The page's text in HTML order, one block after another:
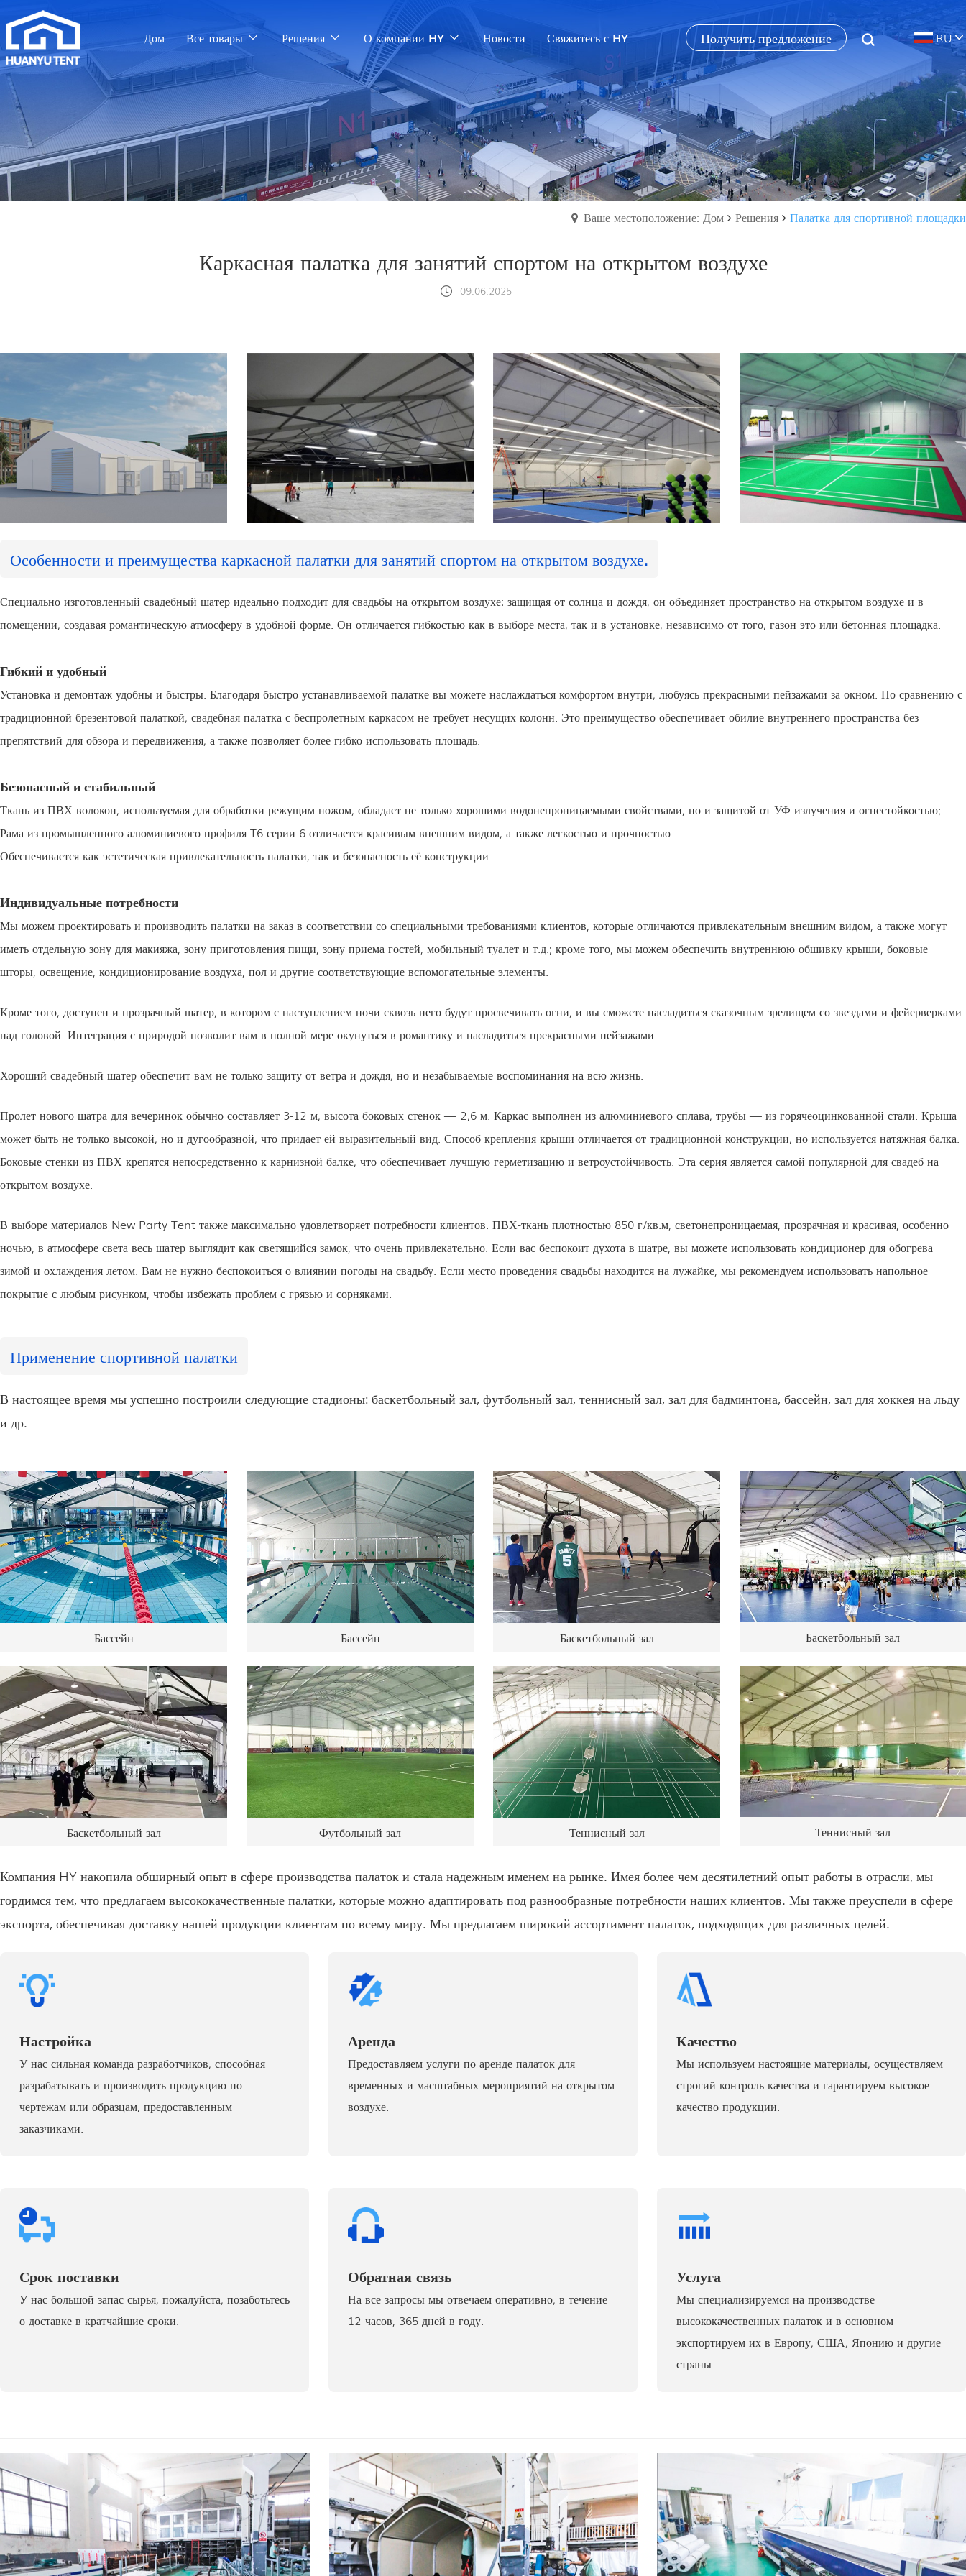
Дом Все товары Решения О компании HY Новости Свяжитесь с HY Получить предложение RU
Ваше местоположение: Дом Решения Палатка для спортивной площадки
Каркасная палатка для занятий спортом на открытом воздухе
09.06.2025
Особенности и преимущества каркасной палатки для занятий спортом на открытом воздухе.
Специально изготовленный свадебный шатер идеально подходит для свадьбы на открытом воздухе: защищая от солнца и дождя, он объединяет пространство на открытом воздухе и в
помещении, создавая романтическую атмосферу в удобной форме. Он отличается гибкостью как в выборе места, так и в установке, независимо от того, газон это или бетонная площадка.
Гибкий и удобный
Установка и демонтаж удобны и быстры. Благодаря быстро устанавливаемой палатке вы можете наслаждаться комфортом внутри, любуясь прекрасными пейзажами за окном. По сравнению с
традиционной брезентовой палаткой, свадебная палатка с беспролетным каркасом не требует несущих колонн. Это преимущество обеспечивает обилие внутреннего пространства без
препятствий для обзора и передвижения, а также позволяет более гибко использовать площадь.
Безопасный и стабильный
Ткань из ПВХ-волокон, используемая для обработки режущим ножом, обладает не только хорошими водонепроницаемыми свойствами, но и защитой от УФ-излучения и огнестойкостью;
Рама из промышленного алюминиевого профиля T6 серии 6 отличается красивым внешним видом, а также легкостью и прочностью.
Обеспечивается как эстетическая привлекательность палатки, так и безопасность её конструкции.
Индивидуальные потребности
Мы можем проектировать и производить палатки на заказ в соответствии со специальными требованиями клиентов, которые отличаются привлекательным внешним видом, а также могут
иметь отдельную зону для макияжа, зону приготовления пищи, зону приема гостей, мобильный туалет и т.д.; кроме того, мы можем обеспечить внутреннюю обшивку крыши, боковые
шторы, освещение, кондиционирование воздуха, пол и другие соответствующие вспомогательные элементы.
Кроме того, доступен и прозрачный шатер, в котором с наступлением ночи сквозь него будут просвечивать огни, и вы сможете насладиться сказочным зрелищем со звездами и фейерверками
над головой. Интеграция с природой позволит вам в полной мере окунуться в романтику и насладиться прекрасными пейзажами.
Хороший свадебный шатер обеспечит вам не только защиту от ветра и дождя, но и незабываемые воспоминания на всю жизнь.
Пролет нового шатра для вечеринок обычно составляет 3-12 м, высота боковых стенок — 2,6 м. Каркас выполнен из алюминиевого сплава, трубы — из горячеоцинкованной стали. Крыша
может быть не только высокой, но и дугообразной, что придает ей выразительный вид. Способ крепления крыши отличается от традиционной конструкции, но используется натяжная балка.
Боковые стенки из ПВХ крепятся непосредственно к карнизной балке, что обеспечивает лучшую герметизацию и ветроустойчивость. Эта серия является самой популярной для свадеб на
открытом воздухе.
В выборе материалов New Party Tent также максимально удовлетворяет потребности клиентов. ПВХ-ткань плотностью 850 г/кв.м, светонепроницаемая, прозрачная и красивая, особенно
ночью, в атмосфере света весь шатер выглядит как светящийся замок, что очень привлекательно. Если вас беспокоит духота в шатре, вы можете использовать кондиционер для обогрева
зимой и охлаждения летом. Вам не нужно беспокоиться о влиянии погоды на свадьбу. Если место проведения свадьбы находится на лужайке, мы рекомендуем использовать напольное
покрытие с любым рисунком, чтобы избежать проблем с грязью и сорняками.
Применение спортивной палатки
В настоящее время мы успешно построили следующие стадионы: баскетбольный зал, футбольный зал, теннисный зал, зал для бадминтона, бассейн, зал для хоккея на льду
и др.
Бассейн Бассейн Баскетбольный зал Баскетбольный зал
Баскетбольный зал Футбольный зал Теннисный зал Теннисный зал
Компания HY накопила обширный опыт в сфере производства палаток и стала надежным именем на рынке. Имея более чем десятилетний опыт работы в отрасли, мы
гордимся тем, что предлагаем высококачественные палатки, которые можно адаптировать под разнообразные потребности наших клиентов. Мы также преуспели в сфере
экспорта, обеспечивая доставку нашей продукции клиентам по всему миру. Мы предлагаем широкий ассортимент палаток, подходящих для различных целей.
Настройка
У нас сильная команда разработчиков, способная
разрабатывать и производить продукцию по
чертежам или образцам, предоставленным
заказчиками.
Аренда
Предоставляем услуги по аренде палаток для
временных и масштабных мероприятий на открытом
воздухе.
Качество
Мы используем настоящие материалы, осуществляем
строгий контроль качества и гарантируем высокое
качество продукции.
Срок поставки
У нас большой запас сырья, пожалуйста, позаботьтесь
о доставке в кратчайшие сроки.
Обратная связь
На все запросы мы отвечаем оперативно, в течение
12 часов, 365 дней в году.
Услуга
Мы специализируемся на производстве
высококачественных палаток и в основном
экспортируем их в Европу, США, Японию и другие
страны.